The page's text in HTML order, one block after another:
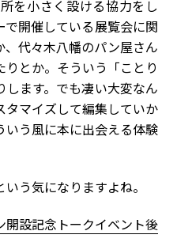
を小さく設ける協力をし
開催している展覧会に関
代々木八幡のパン屋さん
とか。そういう「ことり
ます。でも凄い大変なん
マイズして編集していか
う風に本に出会える体験
う気になりますよね。
設記念トークイベント後